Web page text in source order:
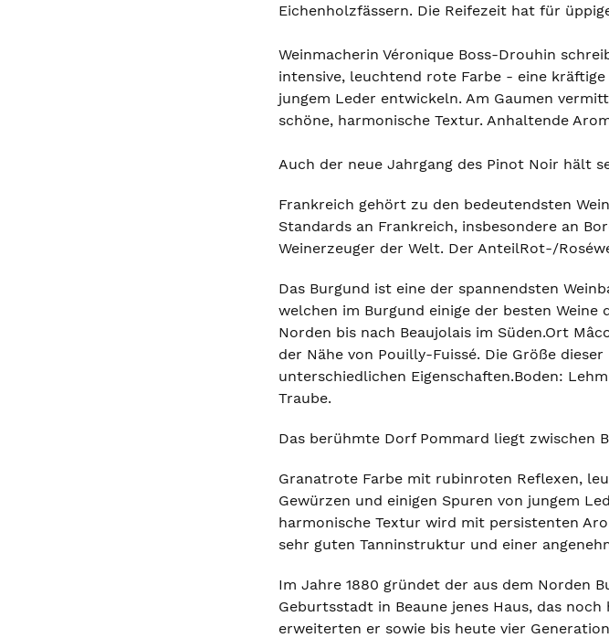
Eichenholzfässern. Die Reifezeit hat für
Weinmacherin Véronique Boss-Drouhin
intensive, leuchtend rote Farbe - eine
jungem Leder entwickeln. Am Gaumen
schöne, harmonische Textur. Anhaltende
Auch der neue Jahrgang des Pinot Noir hält
Frankreich gehört zu den bedeutendsten
Standards an Frankreich, insbesondere an
Weinerzeuger der Welt. Der AnteilRot-/
Das Burgund ist eine der spannendsten
welchen im Burgund einige der besten
Norden bis nach Beaujolais im Süden.Ort
der Nähe von Pouilly-Fuissé. Die Größe
unterschiedlichen Eigenschaften.Boden:
Traube.
Das berühmte Dorf Pommard liegt zwischen
Granatrote Farbe mit rubinroten Reflexen,
Gewürzen und einigen Spuren von jungem
harmonische Textur wird mit persistenten
sehr guten Tanninstruktur und einer
Im Jahre 1880 gründet der aus dem Norden
Geburtsstadt in Beaune jenes Haus, das
erweiterten er sowie bis heute vier